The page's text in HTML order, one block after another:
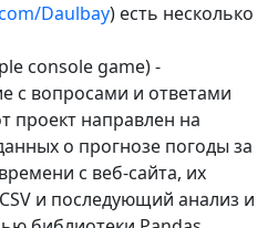
Daulbay) есть несколько
console game) -
с вопросами и ответами
проект направлен на
о прогнозе погоды за
с веб-сайта, их
и последующий анализ и